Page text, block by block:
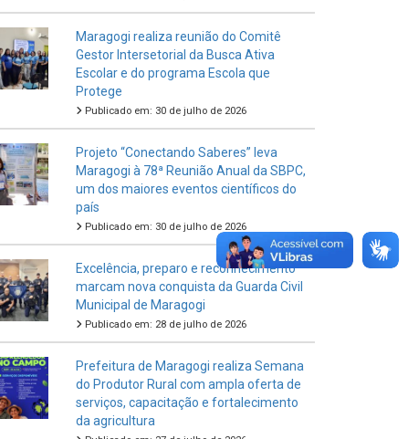
Maragogi realiza reunião do Comitê
Gestor Intersetorial da Busca Ativa
Escolar e do programa Escola que
Protege
Publicado em: 30 de julho de 2026
Projeto “Conectando Saberes” leva
Maragogi à 78ª Reunião Anual da SBPC,
um dos maiores eventos científicos do
país
Publicado em: 30 de julho de 2026
Excelência, preparo e reconhecimento
marcam nova conquista da Guarda Civil
Municipal de Maragogi
Publicado em: 28 de julho de 2026
Prefeitura de Maragogi realiza Semana
do Produtor Rural com ampla oferta de
serviços, capacitação e fortalecimento
da agricultura